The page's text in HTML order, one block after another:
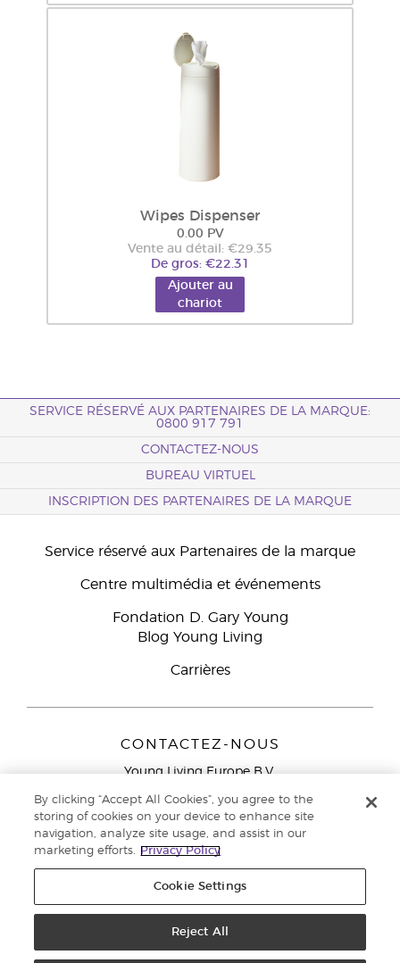
Wipes Dispenser
0.00 PV
Vente au détail: €29.35
De gros: €22.31
Ajouter au
chariot
SERVICE RÉSERVÉ AUX PARTENAIRES DE LA MARQUE:
0800 917 791
CONTACTEZ-NOUS
BUREAU VIRTUEL
INSCRIPTION DES PARTENAIRES DE LA MARQUE
Service réservé aux Partenaires de la marque
Centre multimédia et événements
Fondation D. Gary Young
Blog Young Living
Carrières
CONTACTEZ-NOUS
Young Living Europe B.V.
9727 AJ Groningen
Service réservé aux Partenaires de la marque
791
Politique de confidentialité
By clicking “Accept All Cookies”, you agree to the
storing of cookies on your device to enhance site
navigation, analyze site usage, and assist in our
marketing efforts.
Privacy Policy
Cookie Settings
Reject All